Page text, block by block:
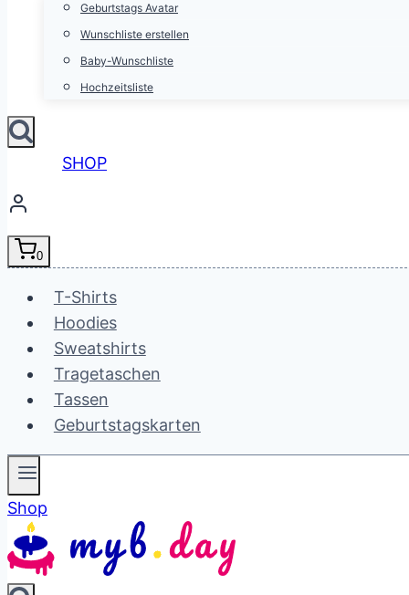
Geburtstags Avatar
Wunschliste erstellen
Baby-Wunschliste
Hochzeitsliste
SHOP
0
T-Shirts
Hoodies
Sweatshirts
Tragetaschen
Tassen
Geburtstagskarten
Shop